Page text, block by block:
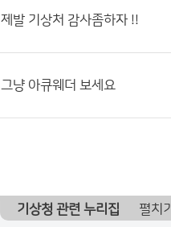
제발 기상처 감사좀하자 !!
그냥 아큐웨더 보세요
기상청 관련 누리집 펼치기